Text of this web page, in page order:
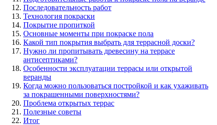
Последовательность работ
Технология покраски
Покрытие пропиткой
Основные моменты при покраске пола
Какой тип покрытия выбрать для террасной доски?
Нужно ли пропитывать древесину на террасе
антисептиками?
Особенности эксплуатации террасы или открытой
веранды
Когда можно пользоваться постройкой и как ухаживать
за покрашенными поверхностями?
Проблема открытых террас
Полезные советы
Итог